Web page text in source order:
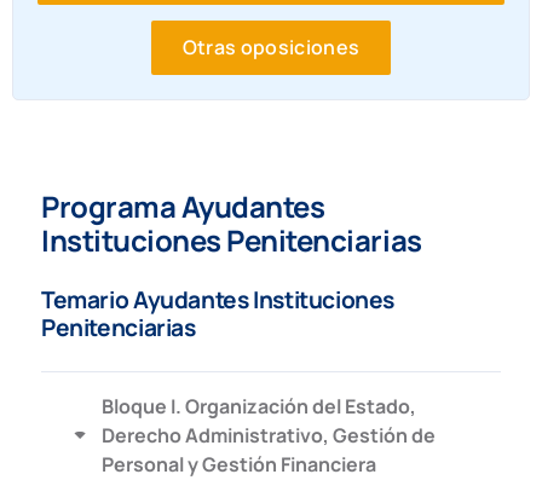
Otras oposiciones
Programa Ayudantes
Instituciones Penitenciarias
Temario Ayudantes Instituciones
Penitenciarias
Bloque I. Organización del Estado,
Derecho Administrativo, Gestión de
Personal y Gestión Financiera